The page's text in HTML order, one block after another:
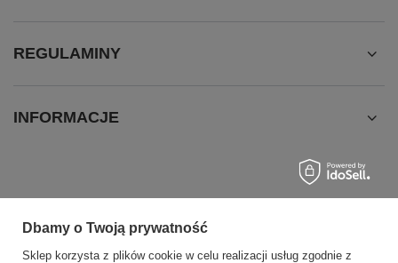
REGULAMINY
INFORMACJE
Dbamy o Twoją prywatność
Sklep korzysta z plików cookie w celu realizacji usług zgodnie z